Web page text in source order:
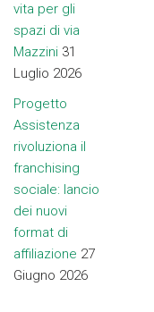
vita per gli
spazi di via
Mazzini 31
Luglio 2026
Progetto
Assistenza
rivoluziona il
franchising
sociale: lancio
dei nuovi
format di
affiliazione 27
Giugno 2026